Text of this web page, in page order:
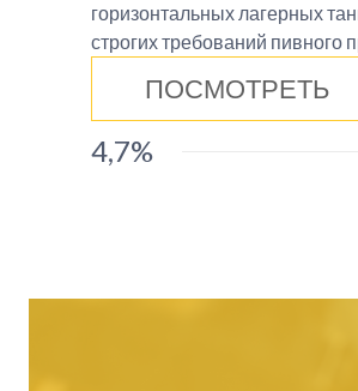
горизонтальных лагерных
строгих требований пивного
ПОСМОТРЕТЬ
4,7%